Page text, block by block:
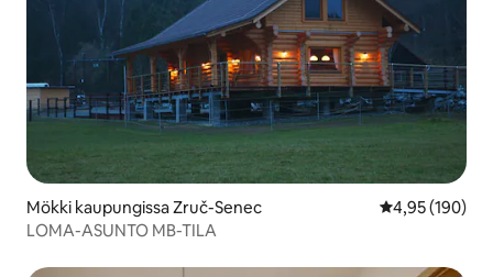
Mökki kaupungissa Zruč-Senec
4,95 (190)
LOMA-ASUNTO MB-TILA